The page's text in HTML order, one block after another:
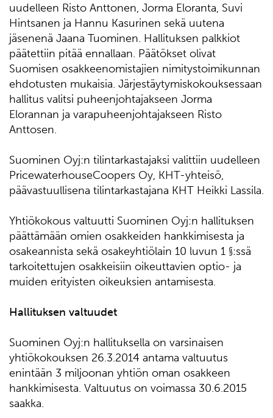
uudelleen Risto Anttonen, Jorma Eloranta, Suvi
Hintsanen ja Hannu Kasurinen sekä uutena
jäsenenä Jaana Tuominen. Hallituksen palkkiot
päätettiin pitää ennallaan. Päätökset olivat
Suomisen osakkeenomistajien nimitystoimikunnan
ehdotusten mukaisia. Järjestäytymiskokouksessaan
hallitus valitsi puheenjohtajakseen Jorma
Elorannan ja varapuheenjohtajakseen Risto
Anttosen.
Suominen Oyj:n tilintarkastajaksi valittiin uudelleen
PricewaterhouseCoopers Oy, KHT-yhteisö,
päävastuullisena tilintarkastajana KHT Heikki Lassila.
Yhtiökokous valtuutti Suominen Oyj:n hallituksen
päättämään omien osakkeiden hankkimisesta ja
osakeannista sekä osakeyhtiölain 10 luvun 1 §:ssä
tarkoitettujen osakkeisiin oikeuttavien optio- ja
muiden erityisten oikeuksien antamisesta.
Hallituksen valtuudet
Suominen Oyj:n hallituksella on varsinaisen
yhtiökokouksen 26.3.2014 antama valtuutus
enintään 3 miljoonan yhtiön oman osakkeen
hankkimisesta. Valtuutus on voimassa 30.6.2015
saakka.